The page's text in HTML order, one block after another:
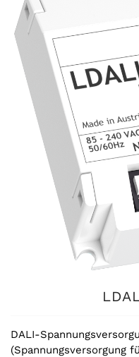
DALI-
(Spannungsversorgung